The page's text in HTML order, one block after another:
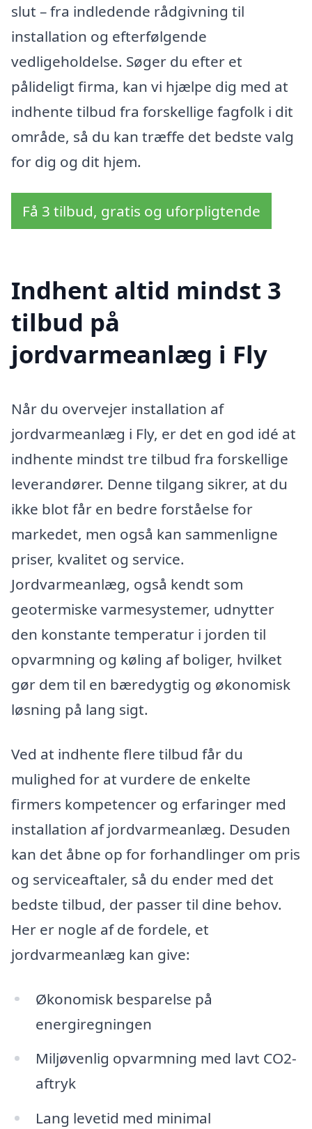
slut – fra indledende rådgivning til
installation og efterfølgende
vedligeholdelse. Søger du efter et
pålideligt firma, kan vi hjælpe dig med at
indhente tilbud fra forskellige fagfolk i dit
område, så du kan træffe det bedste valg
for dig og dit hjem.
Få 3 tilbud, gratis og uforpligtende
Indhent altid mindst 3
tilbud på
jordvarmeanlæg i Fly
Når du overvejer installation af
jordvarmeanlæg i Fly, er det en god idé at
indhente mindst tre tilbud fra forskellige
leverandører. Denne tilgang sikrer, at du
ikke blot får en bedre forståelse for
markedet, men også kan sammenligne
priser, kvalitet og service.
Jordvarmeanlæg, også kendt som
geotermiske varmesystemer, udnytter
den konstante temperatur i jorden til
opvarmning og køling af boliger, hvilket
gør dem til en bæredygtig og økonomisk
løsning på lang sigt.
Ved at indhente flere tilbud får du
mulighed for at vurdere de enkelte
firmers kompetencer og erfaringer med
installation af jordvarmeanlæg. Desuden
kan det åbne op for forhandlinger om pris
og serviceaftaler, så du ender med det
bedste tilbud, der passer til dine behov.
Her er nogle af de fordele, et
jordvarmeanlæg kan give:
Økonomisk besparelse på
energiregningen
Miljøvenlig opvarmning med lavt CO2-
aftryk
Lang levetid med minimal